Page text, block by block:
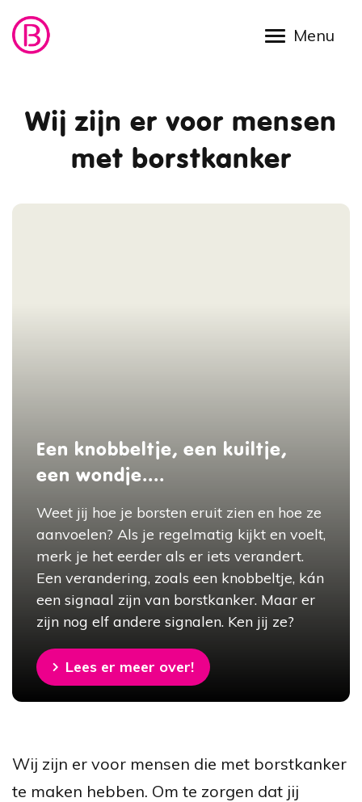
Overslaan en naar de inhoud gaan
Wij zijn er voor mensen
met borstkanker
Een knobbeltje, een kuiltje,
een wondje....
Weet jij hoe je borsten eruit zien en hoe ze
aanvoelen? Als je regelmatig kijkt en voelt,
merk je het eerder als er iets verandert.
Een verandering, zoals een knobbeltje, kán
een signaal zijn van borstkanker. Maar er
zijn nog elf andere signalen. Ken jij ze?
Lees er meer over!
Wij zijn er voor mensen die met borstkanker
te maken hebben. Om te zorgen dat jij